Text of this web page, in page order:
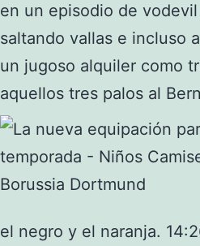
en un episodio de
saltando vallas e incluso
un jugoso alquiler como
aquellos tres palos al
el negro y el naranja.